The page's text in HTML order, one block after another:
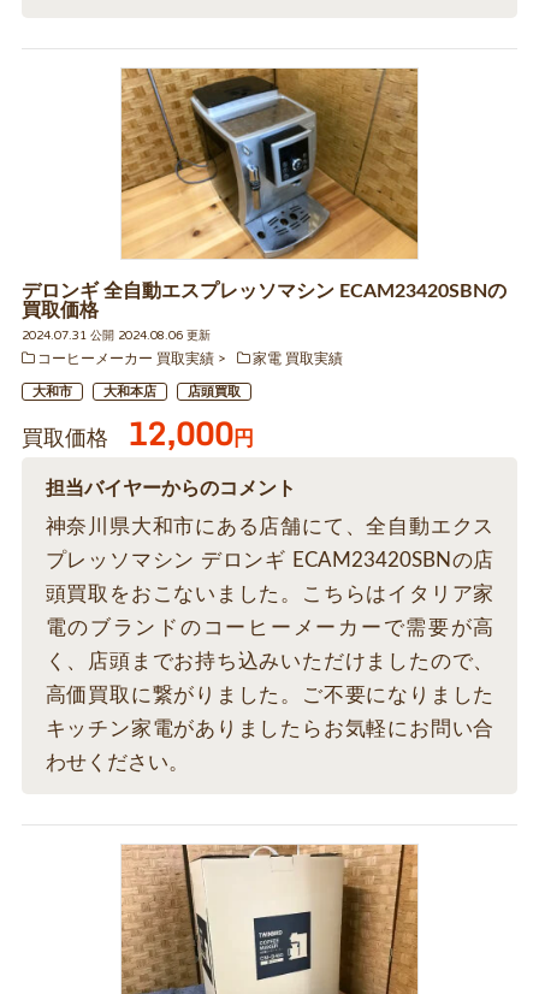
デロンギ 全自動エスプレッソマシン ECAM23420SBNの
買取価格
2024.07.31 公開 2024.08.06 更新
コーヒーメーカー 買取実績
家電 買取実績
大和市 大和本店 店頭買取
買取価格 12,000円
担当バイヤーからのコメント
神奈川県大和市にある店舗にて、全自動エクス
プレッソマシン デロンギ ECAM23420SBNの店
頭買取をおこないました。こちらはイタリア家
電のブランドのコーヒーメーカーで需要が高
く、店頭までお持ち込みいただけましたので、
高価買取に繋がりました。ご不要になりました
キッチン家電がありましたらお気軽にお問い合
わせください。